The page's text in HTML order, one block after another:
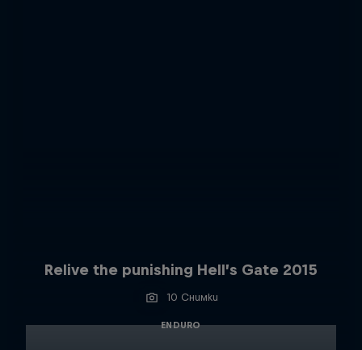
Relive the punishing Hell’s Gate 2015
10 Снимки
ENDURO